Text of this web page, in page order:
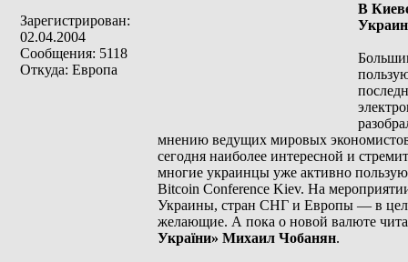
Зарегистрирован:
02.04.2004
Сообщения: 5118
Откуда: Европа
В
мнению ведущих мировых
сегодня наиболее интересной и
многие украинцы уже активно
Bitcoin Conference Kiev. На
Украины, стран СНГ и Европы — в
желающие. А пока о новой валюте
України» Михаил Чобанян.